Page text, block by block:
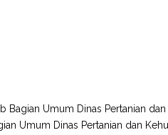
Umum Dinas Pertanian
Umum Dinas Pertanian dan